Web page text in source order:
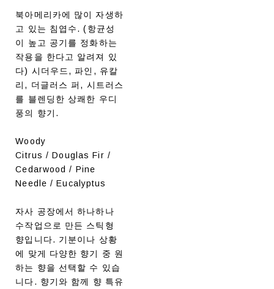
북아메리카에 많이 자생하
고 있는 침엽수. (항균성
이 높고 공기를 정화하는
작용을 한다고 알려져 있
다) 시더우드, 파인, 유칼
리, 더글러스 퍼, 시트러스
를 블렌딩한 상쾌한 우디
풍의 향기.
Woody
Citrus / Douglas Fir /
Cedarwood / Pine
Needle / Eucalyptus
자사 공장에서 하나하나
수작업으로 만든 스틱형
향입니다. 기분이나 상황
에 맞게 다양한 향기 중 원
하는 향을 선택할 수 있습
니다. 향기와 함께 향 특유